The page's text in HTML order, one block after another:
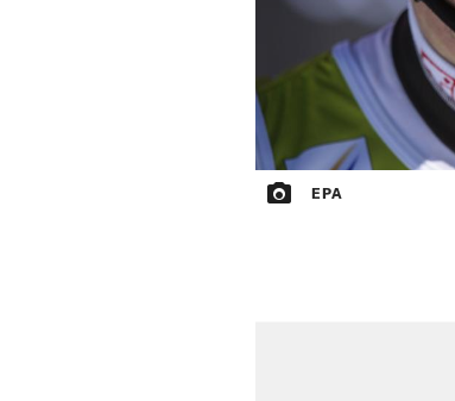
EPA